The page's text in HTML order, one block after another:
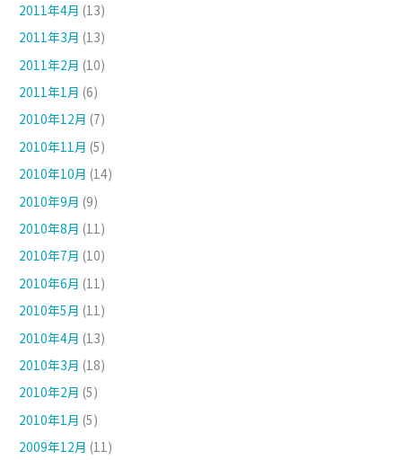
2011年4月 (13)
2011年3月 (13)
2011年2月 (10)
2011年1月 (6)
2010年12月 (7)
2010年11月 (5)
2010年10月 (14)
2010年9月 (9)
2010年8月 (11)
2010年7月 (10)
2010年6月 (11)
2010年5月 (11)
2010年4月 (13)
2010年3月 (18)
2010年2月 (5)
2010年1月 (5)
2009年12月 (11)